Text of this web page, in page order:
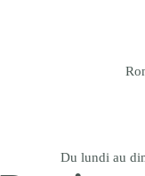
Du lundi au